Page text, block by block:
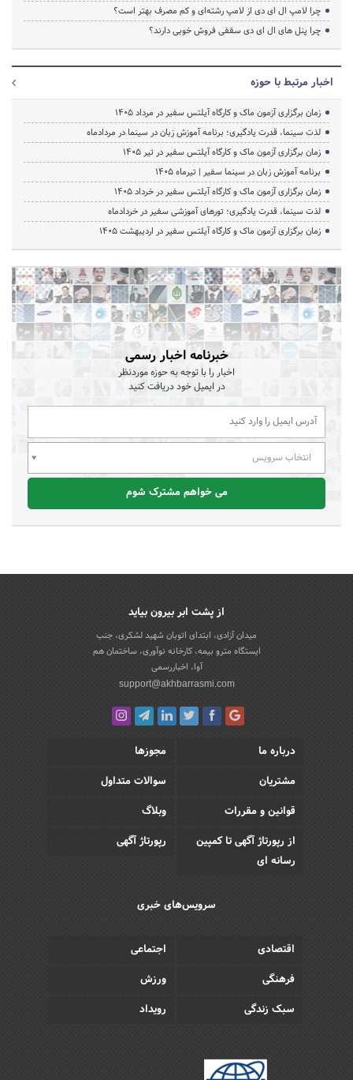
چرا لامپ ال ای دی از لامپ رشته‌ای و کم مصرف بهتر است؟
چرا پنل های ال ای دی سقفی فروش خوبی دارند؟
اخبار مرتبط با حوزه
زمان برگزاری آزمون ماک و کارگاه آیلتس سفیر در مرداد 1405
لذت سینما، قدرت یادگیری؛ برنامه آموزش زبان در سینما در مردادماه
زمان برگزاری آزمون ماک و کارگاه آیلتس سفیر در تیر 1405
برنامه آموزش زبان در سینما سفیر | تیرماه ۱۴۰۵
زمان برگزاری آزمون ماک و کارگاه آیلتس سفیر در خرداد 1405
لذت سینما، قدرت یادگیری؛ تورهای آموزشی سفیر در خردادماه
زمان برگزاری آزمون ماک و کارگاه آیلتس سفیر در اردیبهشت 1405
خبرنامه اخبار رسمی
اخبار را با توجه به حوزه موردنظر
در ایمیل خود دریافت کنید
انتخاب سرویس
می خواهم مشترک شوم
از پشت ابر بیرون بیاید
میدان آزادی، ابتدای اتوبان شهید لشکری، جنب
ایستگاه مترو بیمه، کارخانه نوآوری، ساختمان هم
آوا، اخباررسمی
support@akhbarrasmi.com
درباره ما
مجوزها
مشتریان
سوالات متداول
قوانین و مقررات
وبلاگ
از رپورتاژ آگهی تا کمپین
رسانه ای
رپورتاژ آگهی
سرویس‌های خبری
اقتصادی
اجتماعی
فرهنگی
ورزش
سبک زندگی
رویداد